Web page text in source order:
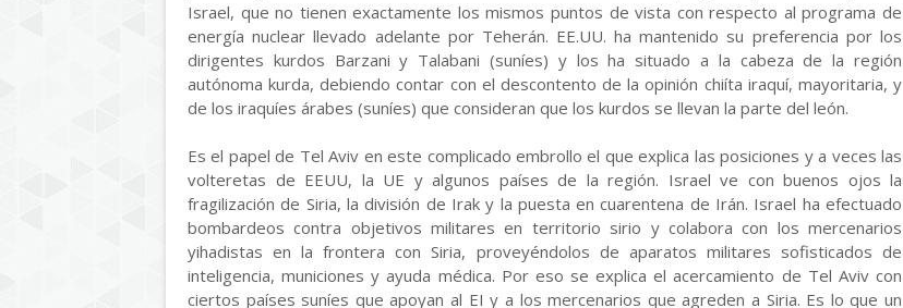
Israel, que no tienen exactamente los mismos puntos de vista con respecto al programa de
energía nuclear llevado adelante por Teherán. EE.UU. ha mantenido su preferencia por los
dirigentes kurdos Barzani y Talabani (suníes) y los ha situado a la cabeza de la región
autónoma kurda, debiendo contar con el descontento de la opinión chiíta iraquí, mayoritaria, y
de los iraquíes árabes (suníes) que consideran que los kurdos se llevan la parte del león.
Es el papel de Tel Aviv en este complicado embrollo el que explica las posiciones y a veces las
volteretas de EEUU, la UE y algunos países de la región. Israel ve con buenos ojos la
fragilización de Siria, la división de Irak y la puesta en cuarentena de Irán. Israel ha efectuado
bombardeos contra objetivos militares en territorio sirio y colabora con los mercenarios
yihadistas en la frontera con Siria, proveyéndolos de aparatos militares sofisticados de
inteligencia, municiones y ayuda médica. Por eso se explica el acercamiento de Tel Aviv con
ciertos países suníes que apoyan al EI y a los mercenarios que agreden a Siria. Es lo que un